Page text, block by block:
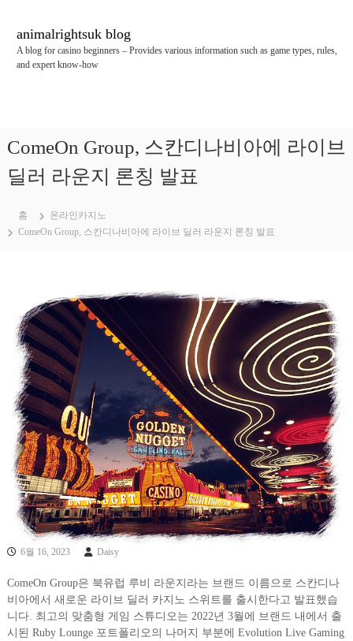
animalrightsuk blog
A blog for casino beginners – Provides various information such as game types, rules,
and expert know-how
ComeOn Group, 스칸디나비아에 라이브
딜러 라운지 론칭 발표
홈
온라인카지노
ComeOn Group, 스칸디나비아에 라이브 딜러 라운지 론칭 발표
6월 16, 2023 Daisy
ComeOn Group은 북유럽 루비 라운지라는 브랜드 이름으로 스칸디나
비아에서 새로운 라이브 딜러 카지노 스위트를 출시한다고 발표했습
니다. 최고의 맞춤형 게임 스튜디오는 2022년 3월에 브랜드 내에서 출
시된 Ruby Lounge 포트폴리오의 나머지 부분에 Evolution Live Gaming